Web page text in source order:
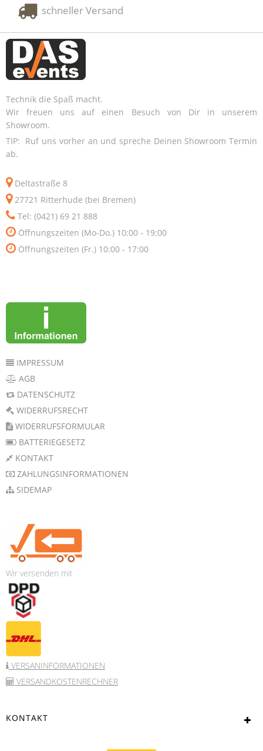
schneller Versand
Technik die Spaß macht.
Wir freuen uns auf einen Besuch von Dir in unserem
Showroom.
TIP: Ruf uns vorher an und spreche Deinen Showroom Termin
ab.
Deltastraße 8
27721 Ritterhude (bei Bremen)
Tel: (0421) 69 21 888
Öffnungszeiten (Mo-Do.) 10:00 - 19:00
Öffnungszeiten (Fr.) 10:00 - 17:00
IMPRESSUM
AGB
DATENSCHUTZ
WIDERRUFSRECHT
WIDERRUFSFORMULAR
BATTERIEGESETZ
KONTAKT
ZAHLUNGSINFORMATIONEN
SIDEMAP
Wir versenden mit
VERSANINFORMATIONEN
VERSANDKOSTENRECHNER
KONTAKT